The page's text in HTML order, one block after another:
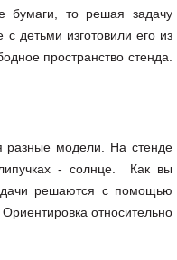
бумаги, то решая задачу
детьми изготовили его из
пространство стенда.
разные модели. На стенде
- солнце. Как вы
решаются с помощью
относительно